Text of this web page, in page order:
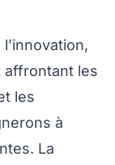
affrontant les
les
à
La